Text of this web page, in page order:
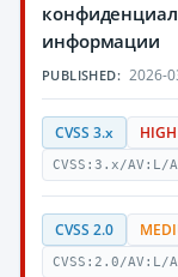
информации
PUBLISHED: 2026-
CVSS 3.x
CVSS:3.x/AV:L/
CVSS 2.0
CVSS:2.0/AV:L/